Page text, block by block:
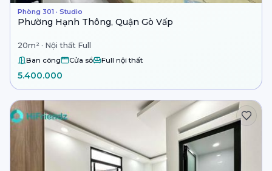
Phòng 301 · Studio
Phường Hạnh Thông, Quận Gò Vấp
20m² · Nội thất Full
Ban công Cửa sổ Full nội thất
5.400.000